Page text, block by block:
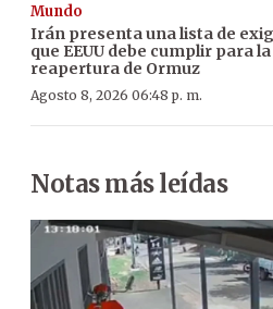
Mundo
Irán presenta una lista de
que EEUU debe cumplir para la
reapertura de Ormuz
Agosto 8, 2026 06:48 p. m.
Notas más leídas